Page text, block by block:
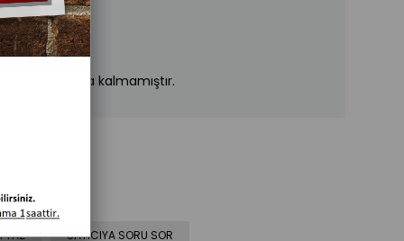
stoklarımızda kalmamıştır.
YAZ SATICIYA SORU SOR